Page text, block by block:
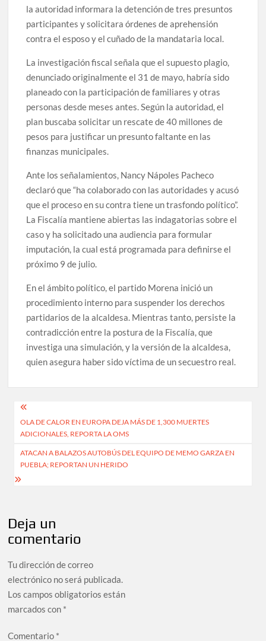
la autoridad informara la detención de tres presuntos
participantes y solicitara órdenes de aprehensión
contra el esposo y el cuñado de la mandataria local.
La investigación fiscal señala que el supuesto plagio,
denunciado originalmente el 31 de mayo, habría sido
planeado con la participación de familiares y otras
personas desde meses antes. Según la autoridad, el
plan buscaba solicitar un rescate de 40 millones de
pesos para justificar un presunto faltante en las
finanzas municipales.
Ante los señalamientos, Nancy Nápoles Pacheco
declaró que “ha colaborado con las autoridades y acusó
que el proceso en su contra tiene un trasfondo político”.
La Fiscalía mantiene abiertas las indagatorias sobre el
caso y ha solicitado una audiencia para formular
imputación, la cual está programada para definirse el
próximo 9 de julio.
En el ámbito político, el partido Morena inició un
procedimiento interno para suspender los derechos
partidarios de la alcaldesa. Mientras tanto, persiste la
contradicción entre la postura de la Fiscalía, que
investiga una simulación, y la versión de la alcaldesa,
quien asegura haber sido víctima de un secuestro real.
Navegación
de
entradas
OLA DE CALOR EN EUROPA DEJA MÁS DE 1,300 MUERTES
ADICIONALES, REPORTA LA OMS
ATACAN A BALAZOS AUTOBÚS DEL EQUIPO DE MEMO GARZA EN
PUEBLA; REPORTAN UN HERIDO
Deja un
comentario
Tu dirección de correo
electrónico no será publicada.
Los campos obligatorios están
marcados con *
Comentario *